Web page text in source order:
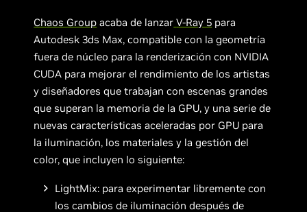
Chaos Group acaba de lanzar V-Ray 5 para
Autodesk 3ds Max, compatible con la geometría
fuera de núcleo para la renderización con NVIDIA
CUDA para mejorar el rendimiento de los artistas
y diseñadores que trabajan con escenas grandes
que superan la memoria de la GPU, y una serie de
nuevas características aceleradas por GPU para
la iluminación, los materiales y la gestión del
color, que incluyen lo siguiente:
LightMix: para experimentar libremente con
los cambios de iluminación después de